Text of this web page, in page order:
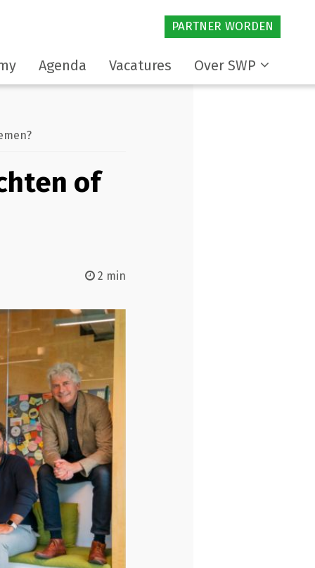
PARTNER WORDEN
Agenda Vacatures Over SWP
of
2 min